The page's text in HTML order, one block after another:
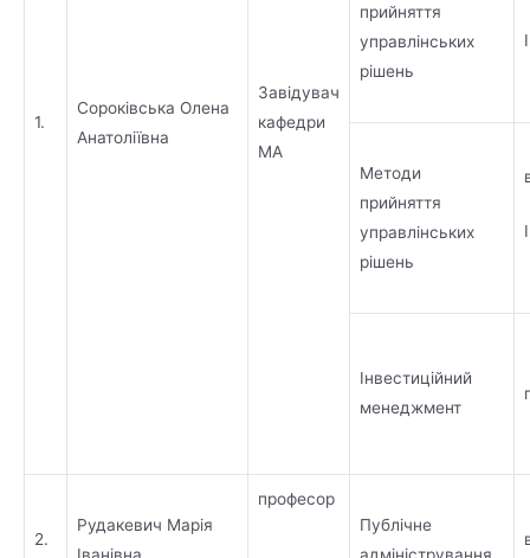
1.
Сороківська Олена
Анатоліївна
Завідувач
кафедри
МА
прийняття
управлінських
рішень
Методи
прийняття
управлінських
рішень
Інвестиційний
менеджмент
2.
Рудакевич Марія
Іванівна
професор
Публічне
адміністрування